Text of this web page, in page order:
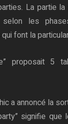
La partie
selon les
font la
proposait
a annoncé la
signifie que